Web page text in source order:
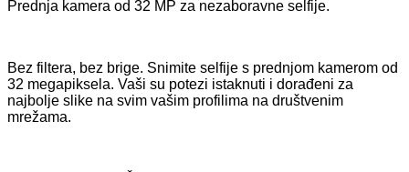
Prednja kamera od 32 MP za nezaboravne selfije.
Bez filtera, bez brige. Snimite selfije s prednjom kamerom od
32 megapiksela. Vaši su potezi istaknuti i dorađeni za
najbolje slike na svim vašim profilima na društvenim
mrežama.